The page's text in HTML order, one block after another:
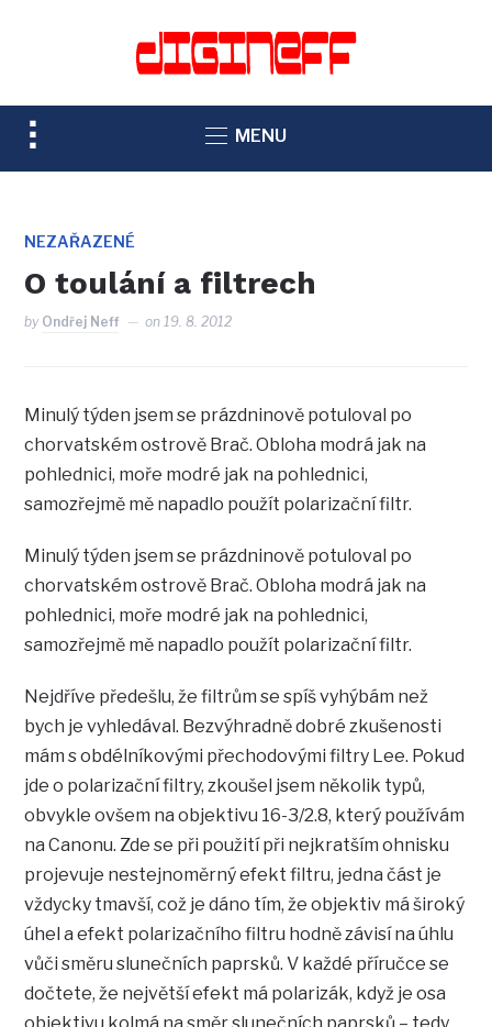
TOGGLE
SIDEBAR
NAVIGATION
MENU
NEZAŘAZENÉ
O toulání a filtrech
by Ondřej Neff on19. 8. 2012
Minulý týden jsem se prázdninově potuloval po
chorvatském ostrově Brač. Obloha modrá jak na
pohlednici, moře modré jak na pohlednici,
samozřejmě mě napadlo použít polarizační filtr.
Minulý týden jsem se prázdninově potuloval po
chorvatském ostrově Brač. Obloha modrá jak na
pohlednici, moře modré jak na pohlednici,
samozřejmě mě napadlo použít polarizační filtr.
Nejdříve předešlu, že filtrům se spíš vyhýbám než
bych je vyhledával. Bezvýhradně dobré zkušenosti
mám s obdélníkovými přechodovými filtry Lee. Pokud
jde o polarizační filtry, zkoušel jsem několik typů,
obvykle ovšem na objektivu 16-3/2.8, který používám
na Canonu. Zde se při použití při nejkratším ohnisku
projevuje nestejnoměrný efekt filtru, jedna část je
vždycky tmavší, což je dáno tím, že objektiv má široký
úhel a efekt polarizačního filtru hodně závisí na úhlu
vůči směru slunečních paprsků. V každé příručce se
dočtete, že největší efekt má polarizák, když je osa